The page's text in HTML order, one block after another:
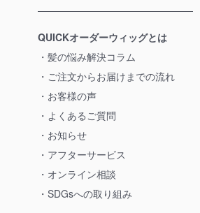
QUICKオーダーウィッグとは
髪の悩み解決コラム
ご注文からお届けまでの流れ
お客様の声
よくあるご質問
お知らせ
アフターサービス
オンライン相談
SDGsへの取り組み